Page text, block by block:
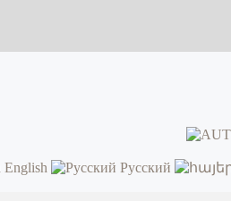
English Русский